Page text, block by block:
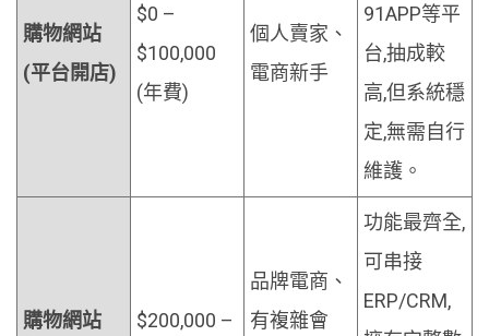
購物網站
(平台開店)
$0 –
$100,000
(年費)
個人賣家、
電商新手
91APP等平
台,抽成較
高,但系統穩
定,無需自行
維護。
購物網站
$200,000 –
品牌電商、
有複雜會
功能最齊全,
可串接
ERP/CRM,